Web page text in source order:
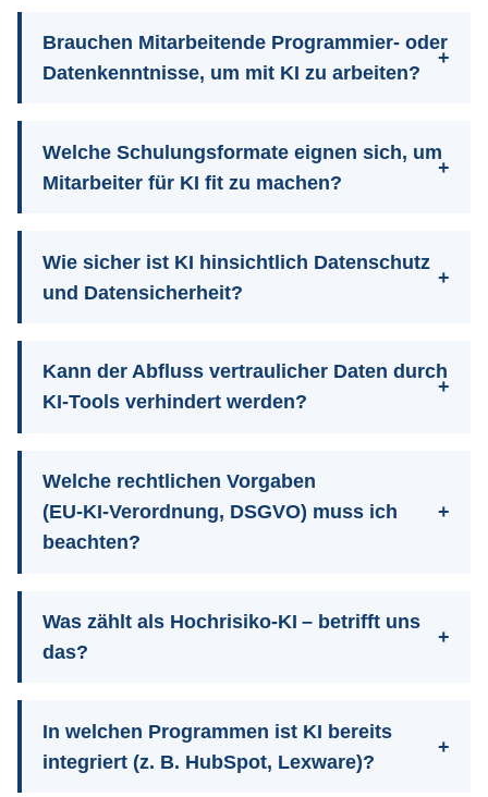
Brauchen Mitarbeitende Programmier‑ oder
Datenkenntnisse, um mit KI zu arbeiten?
Welche Schulungsformate eignen sich, um
Mitarbeiter für KI fit zu machen?
Wie sicher ist KI hinsichtlich Datenschutz
und Datensicherheit?
Kann der Abfluss vertraulicher Daten durch
KI‑Tools verhindert werden?
Welche rechtlichen Vorgaben
(EU‑KI‑Verordnung, DSGVO) muss ich
beachten?
Was zählt als Hochrisiko‑KI – betrifft uns
das?
In welchen Programmen ist KI bereits
integriert (z. B. HubSpot, Lexware)?